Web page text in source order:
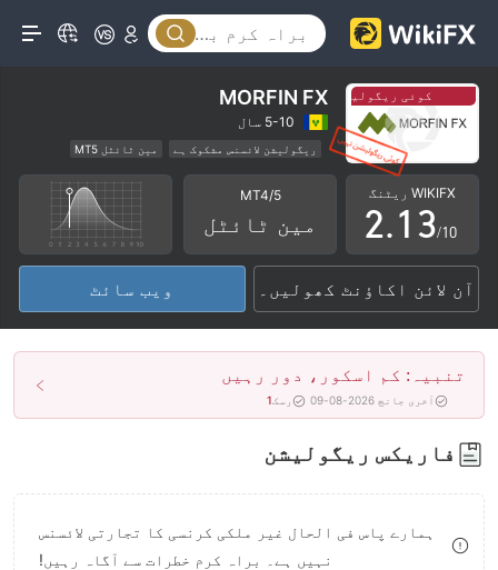
کوئی ریگولیشن نہیںکوئی ریگولیشن نہیں
MORFIN FX
5-10 سال
ریگولیشن لائسنس مشکوک ہے
مین ٹائٹل MT5
علاقائی بروکر
اعلیٰ سطح کے خطرات
WIKIFX ریٹنگ
0
1
2
3
4
5
6
7
8
9
.
0
1
2
3
4
5
6
7
8
0
1
2
3
4
5
6
7
8
9
/10
MT4/5
مین ٹائٹل
آن لائن اکاؤنٹ کھولیں۔ ویب سائٹ
تنبیہ: کم اسکور، دور رہیں
آخری جانچ 2026-08-09 رسک1
فاریکس ریگولیشن
ہمارے پاس فی الحال غیر ملکی کرنسی کا تجارتی لائسنس
نہیں ہے۔ براہ کرم خطرات سے آگاہ رہیں!